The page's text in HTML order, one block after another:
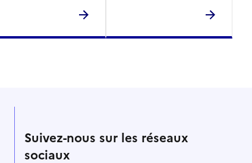
Suivez-nous sur les réseaux
sociaux